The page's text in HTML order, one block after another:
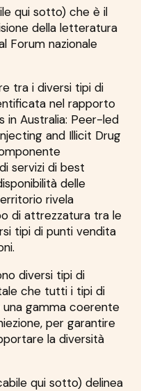
qui sotto) che è il
della letteratura
Forum nazionale
tra i diversi tipi di
nel rapporto
in Australia: Peer-led
and Illicit Drug
servizi di best
delle
rivela
di attrezzatura tra le
tipi di punti vendita
diversi tipi di
che tutti i tipi di
gamma coerente
per garantire
la diversità
qui sotto) delinea